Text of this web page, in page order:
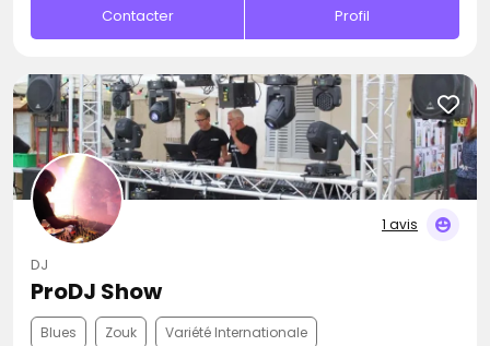
Contacter Profil
1 avis
DJ
ProDJ Show
Blues Zouk Variété Internationale